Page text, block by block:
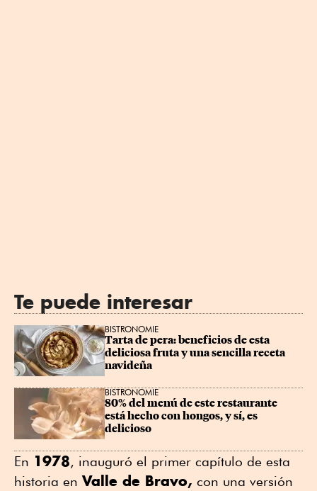
Te puede interesar
BISTRONOMIE
Tarta de pera: beneficios de esta
deliciosa fruta y una sencilla receta
navideña
BISTRONOMIE
80% del menú de este restaurante
está hecho con hongos, y sí, es
delicioso
En 1978, inauguró el primer capítulo de esta
historia enValle de Bravo, con una versión